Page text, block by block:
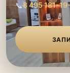
📞8 495 181-